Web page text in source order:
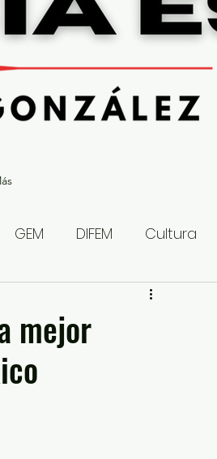
GEM DIFEM Cultura
mejor